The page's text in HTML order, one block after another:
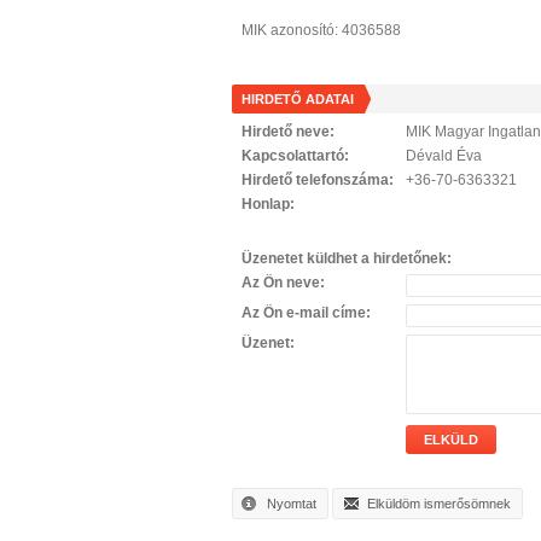
MIK azonosító: 4036588
HIRDETŐ ADATAI
Hirdető neve:
MIK Magyar
Kapcsolattartó:
Dévald Éva
Hirdető telefonszáma:
+36-70-6363321
Honlap:
Üzenetet küldhet a hirdetőnek:
Az Ön neve:
Az Ön e-mail címe:
Üzenet:
ELKÜLD
Nyomtat Elküldöm ismerősömnek